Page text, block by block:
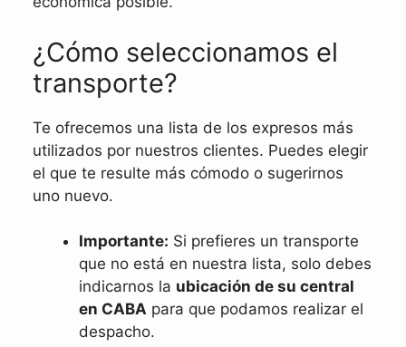
¿Cómo seleccionamos el
transporte?
Te ofrecemos una lista de los expresos más
utilizados por nuestros clientes. Puedes elegir
el que te resulte más cómodo o sugerirnos
uno nuevo.
Importante: Si prefieres un transporte
que no está en nuestra lista, solo debes
indicarnos la ubicación de su central
en CABA para que podamos realizar el
despacho.